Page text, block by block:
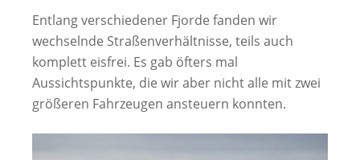
Entlang verschiedener Fjorde fanden wir
wechselnde Straßenverhältnisse, teils auch
komplett eisfrei. Es gab öfters mal
Aussichtspunkte, die wir aber nicht alle mit zwei
größeren Fahrzeugen ansteuern konnten.